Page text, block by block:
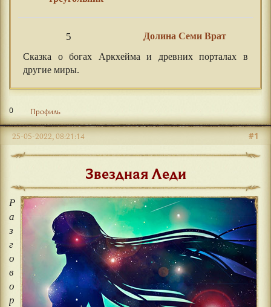
5
Долина Семи Врат
Сказка о богах Аркхейма и древних порталах в
другие миры.
0 Профиль
#1
25-05-2022, 08:21:14
Звездная Леди
Р
а
з
г
о
в
о
р